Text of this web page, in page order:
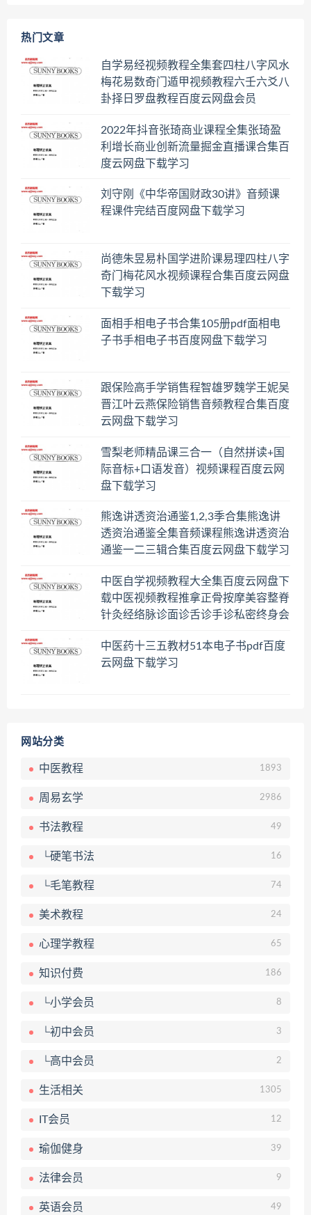
热门文章
自学易经视频教程全集套四柱八字风水
梅花易数奇门遁甲视频教程六壬六爻八
卦择日罗盘教程百度云网盘会员
2022年抖音张琦商业课程全集张琦盈
利增长商业创新流量掘金直播课合集百
度云网盘下载学习
刘守刚《中华帝国财政30讲》音频课
程课件完结百度网盘下载学习
尚德朱昱易朴国学进阶课易理四柱八字
奇门梅花风水视频课程合集百度云网盘
下载学习
面相手相电子书合集105册pdf面相电
子书手相电子书百度网盘下载学习
跟保险高手学销售程智雄罗魏学王妮吴
晋江叶云燕保险销售音频教程合集百度
云网盘下载学习
雪梨老师精品课三合一（自然拼读+国
际音标+口语发音）视频课程百度云网
盘下载学习
熊逸讲透资治通鉴1,2,3季合集熊逸讲
透资治通鉴全集音频课程熊逸讲透资治
通鉴一二三辑合集百度云网盘下载学习
中医自学视频教程大全集百度云网盘下
载中医视频教程推拿正骨按摩美容整脊
针灸经络脉诊面诊舌诊手诊私密终身会
中医药十三五教材51本电子书pdf百度
云网盘下载学习
网站分类
中医教程 1893
周易玄学 2986
书法教程 49
└硬笔书法 16
└毛笔教程 74
美术教程 24
心理学教程 65
知识付费 186
└小学会员 8
└初中会员 3
└高中会员 2
生活相关 1305
IT会员 12
瑜伽健身 39
法律会员 9
英语会员 49